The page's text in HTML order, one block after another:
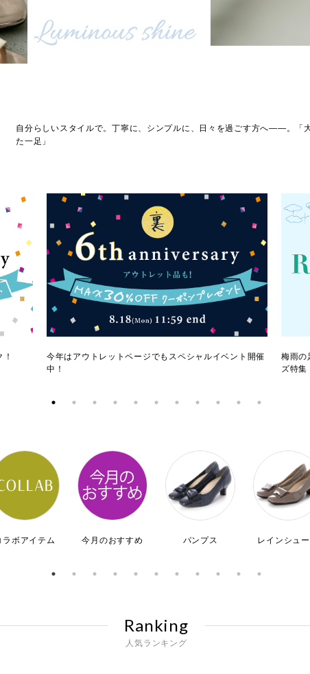
自分らしいスタイルで。丁寧に、シンプルに、日々を過ごす方へ――。「
た一足」
今年はアウトレットページでもスペシャルイベント開催
中！
梅雨の
ズ特集
ラボアイテム 今月のおすすめ パンプス レインシュ
Ranking
人気ランキング